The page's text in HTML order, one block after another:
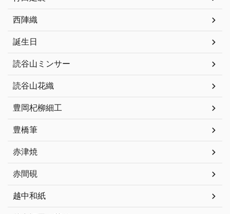
西陣織
誕生日
読谷山ミンサー
読谷山花織
豊岡杞柳細工
豊橋筆
赤津焼
赤間硯
越中和紙